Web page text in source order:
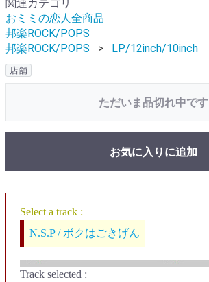
関連カテゴリ
おミミの恋人全商品
邦楽ROCK/POPS
邦楽ROCK/POPS
LP/12inch/10inch
店舗
ただいま品切れ中です
お気に入りに追加
Select a track :
N.S.P / ボクはごきげん
Track selected :